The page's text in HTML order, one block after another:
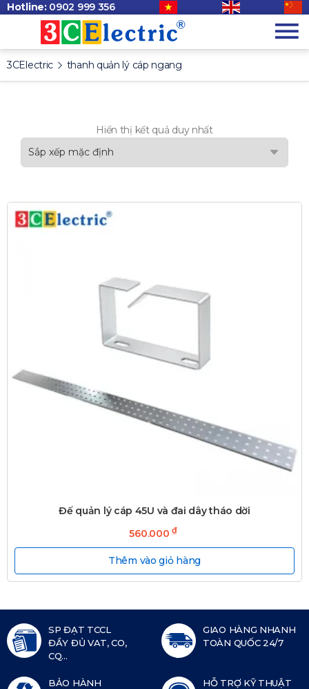
Hotline: 0902 999 356
3CElectric thanh quản lý cáp ngang
Hiển thị kết quả duy nhất
Đế quản lý cáp 45U và đai dây tháo dời
560.000₫
Thêm vào giỏ hàng
SP ĐẠT TCCL
ĐẦY ĐỦ VAT, CO,
CQ...
GIAO HÀNG NHANH
TOÀN QUỐC 24/7
BẢO HÀNH
HỖ TRỢ KỸ THUẬT